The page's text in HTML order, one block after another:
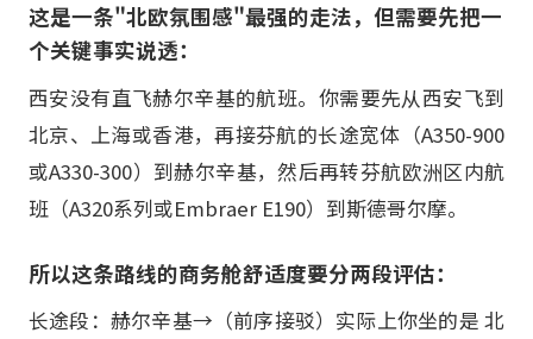
这是一条"北欧氛围感"最强的走法，但需要先把一
个关键事实说透：
西安没有直飞赫尔辛基的航班。你需要先从西安飞到
北京、上海或香港，再接芬航的长途宽体（A350-900
或A330-300）到赫尔辛基，然后再转芬航欧洲区内航
班（A320系列或Embraer E190）到斯德哥尔摩。
所以这条路线的商务舱舒适度要分两段评估：
长途段：赫尔辛基→（前序接驳）实际上你坐的是 北